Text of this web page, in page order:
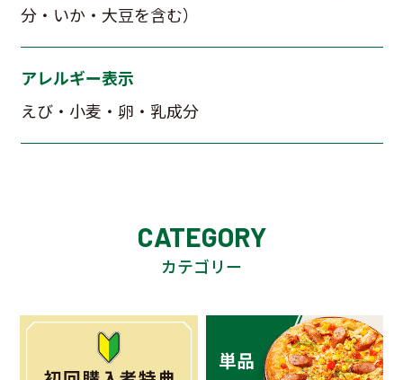
分・いか・大豆を含む）
アレルギー表示
えび・小麦・卵・乳成分
CATEGORY
カテゴリー